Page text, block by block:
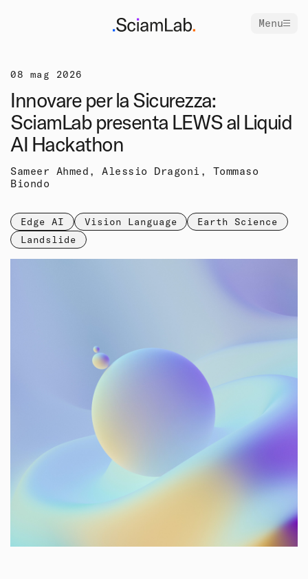
Menu
08 mag 2026
Innovare per la Sicurezza:
SciamLab presenta LEWS al Liquid
AI Hackathon
Sameer Ahmed, Alessio Dragoni, Tommaso
Biondo
Edge AI Vision Language
Earth Science
Landslide